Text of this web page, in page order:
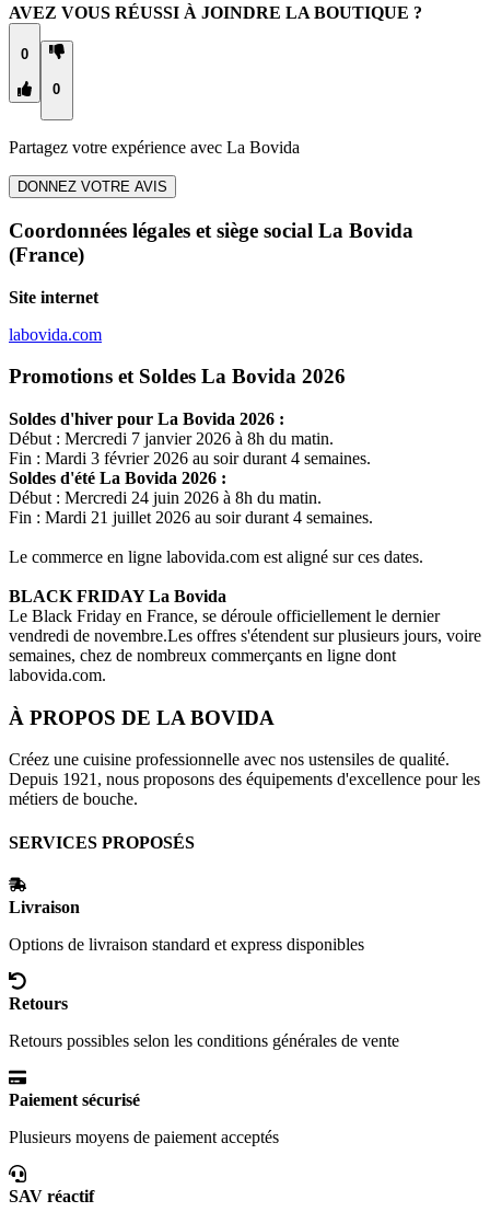
AVEZ VOUS RÉUSSI À JOINDRE LA BOUTIQUE ?
0
0
Partagez votre expérience avec La Bovida
DONNEZ VOTRE AVIS
Coordonnées légales et siège social La Bovida
(France)
Site internet
labovida.com
Promotions et Soldes La Bovida 2026
Soldes d'hiver pour La Bovida 2026 :
Début : Mercredi 7 janvier 2026 à 8h du matin.
Fin : Mardi 3 février 2026 au soir durant 4 semaines.
Soldes d'été La Bovida 2026 :
Début : Mercredi 24 juin 2026 à 8h du matin.
Fin : Mardi 21 juillet 2026 au soir durant 4 semaines.
Le commerce en ligne labovida.com est aligné sur ces dates.
BLACK FRIDAYLa Bovida
Le Black Friday en France, se déroule officiellement le dernier
vendredi de novembre.Les offres s'étendent sur plusieurs jours, voire
semaines, chez de nombreux commerçants en ligne dont
labovida.com.
À PROPOS DE LA BOVIDA
Créez une cuisine professionnelle avec nos ustensiles de qualité.
Depuis 1921, nous proposons des équipements d'excellence pour les
métiers de bouche.
SERVICES PROPOSÉS
Livraison
Options de livraison standard et express disponibles
Retours
Retours possibles selon les conditions générales de vente
Paiement sécurisé
Plusieurs moyens de paiement acceptés
SAV réactif